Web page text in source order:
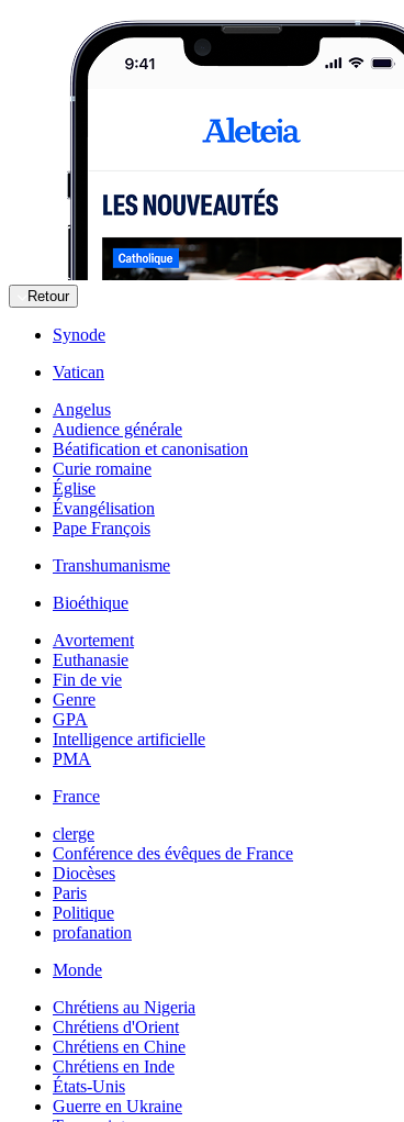
Retour
Synode
Vatican
Angelus
Audience générale
Béatification et canonisation
Curie romaine
Église
Évangélisation
Pape François
Transhumanisme
Bioéthique
Avortement
Euthanasie
Fin de vie
Genre
GPA
Intelligence artificielle
PMA
France
clerge
Conférence des évêques de France
Diocèses
Paris
Politique
profanation
Monde
Chrétiens au Nigeria
Chrétiens d'Orient
Chrétiens en Chine
Chrétiens en Inde
États-Unis
Guerre en Ukraine